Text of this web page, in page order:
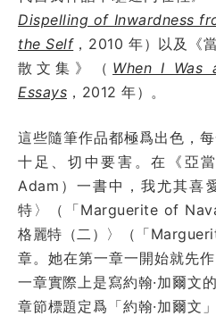
Dispelling of Inwardness
the Self，2010 年）以及《
散文集》（ When I Was
Essays ，2012 年）。
這些隨筆作品都極爲出色，
十足、切中要害。在《亞
Adam）一書中，我尤其喜
特〉（「Marguerite of
格麗特（二）〉（「
章。她在第一章一開始就先
一章實際上是寫約翰·加爾文
章節標題定爲「約翰·加爾文